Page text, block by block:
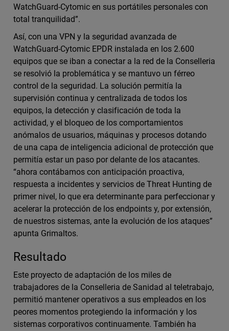
WatchGuard-Cytomic en sus portátiles personales con
total tranquilidad”.
Así, con una VPN y la seguridad avanzada de
WatchGuard-Cytomic EPDR instalada en los 2.600
equipos que se iban a conectar a la red de la Conselleria
se resolvió la problemática y se mantuvo un férreo
control de la seguridad. La solución permitía la
supervisión continua y centralizada de todos los
equipos, la detección y clasificación de toda la
actividad, y el bloqueo de los comportamientos
anómalos de usuarios, máquinas y procesos dotando
de una capa de inteligencia adicional de protección que
permitía estar un paso por delante de los atacantes.
“ahora contábamos con anticipación proactiva,
respuesta a incidentes y servicios de Threat Hunting de
primer nivel, lo que era determinante para perfeccionar y
acelerar la protección de los endpoints y, por extensión,
de nuestros sistemas, ante la evolución de los ataques”
apunta Grimaltos.
Resultado
Este proyecto de adaptación de los miles de
trabajadores de la Conselleria de Sanidad al teletrabajo,
permitió mantener operativos a sus empleados en los
peores momentos protegiendo la información y los
sistemas corporativos continuamente. También ha